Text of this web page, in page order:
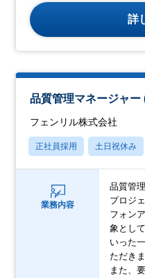
詳
品質管理マネージャー
フェンリル株式会社
正社員採用 土日祝休み
業務内容
品質管
プロジ
フォン
象とし
いった
ただきま
また、